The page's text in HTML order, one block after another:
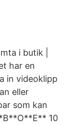
i butik |
har en
in videoklipp
eller
som kan
10